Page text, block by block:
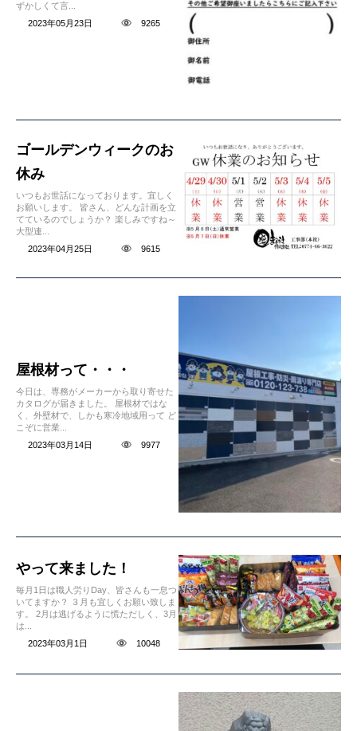
ずかしくて言...
2023年05月23日
9265
ゴールデンウィークのお
休み
いつもお世話になっております。宜しく
お願いします。 皆さん、どんな計画を立
てているのでしょうか？ 楽しみですね～
大型連...
2023年04月25日
9615
屋根材って・・・
今日は、専務がメーカーから取り寄せた
カタログが届きました。 屋根材ではな
く、外壁材で、しかも寒冷地域用って ど
こぞに営業...
2023年03月14日
9977
やって来ました！
毎月1日は職人労りDay、皆さんも一息つ
いてますか？ ３月も宜しくお願い致しま
す。 2月は逃げるように慌ただしく、3月
は...
2023年03月1日
10048